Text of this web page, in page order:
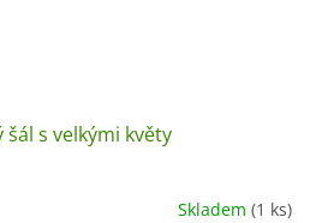
šál s velkými květy
Skladem (1 ks)